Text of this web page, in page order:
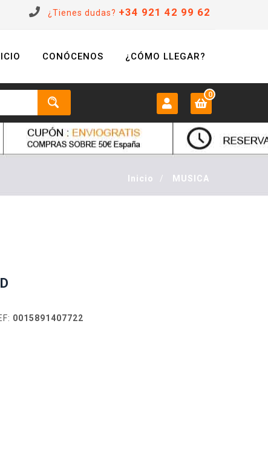
¿Tienes dudas? +34 921 42 99 62
CONÓCENOS ¿CÓMO LLEGAR?
MI CUENTA:
0
0 €
Inicio / MUSICA
0015891407722